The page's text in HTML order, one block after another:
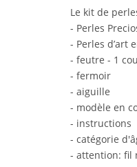
Le kit de
- Perles
- Perles d’art
- feutre - 1
- fermoir
- aiguille
- modèle en
- instructions
- catégorie
- attention: fil